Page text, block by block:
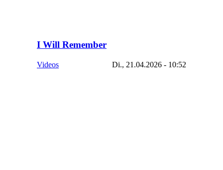
I Will Remember
Videos Di., 21.04.2026 - 10:52